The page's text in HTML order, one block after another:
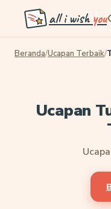
all i wish you
Beranda/Ucapan Terbaik/
Ucapan